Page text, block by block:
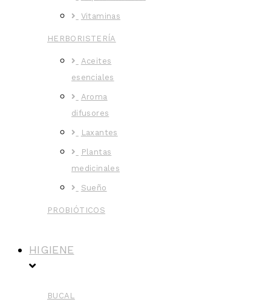
Vitaminas
HERBORISTERÍA
Aceites
esenciales
Aroma
difusores
Laxantes
Plantas
medicinales
Sueño
PROBIÓTICOS
HIGIENE
BUCAL